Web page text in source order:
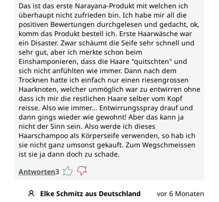
Das ist das erste Narayana-Produkt mit welchen ich
überhaupt nicht zufrieden bin. Ich habe mir all die
positiven Bewertungen durchgelesen und gedacht, ok,
komm das Produkt bestell ich. Erste Haarwäsche war
ein Disaster. Zwar schäumt die Seife sehr schnell und
sehr gut, aber ich merkte schon beim
Einshamponieren, dass die Haare "quitschten" und
sich nicht anfühlten wie immer. Dann nach dem
Trocknen hatte ich einfach nur einen riesengrossen
Haarknoten, welcher unmöglich war zu entwirren ohne
dass ich mir die restlichen Haare selber vom Kopf
reisse. Also wie immer... Entwirrungsspray drauf und
dann gings wieder wie gewohnt! Aber das kann ja
nicht der Sinn sein. Also werde ich dieses
Haarschampoo als Körperseife verwenden, so hab ich
sie nicht ganz umsonst gekauft. Zum Wegschmeissen
ist sie ja dann doch zu schade.
Antworten3
Elke Schmitz aus Deutschland
vor 6 Monaten